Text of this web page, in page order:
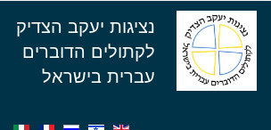
נציגות יעקב הצדיק
לקתולים הדוברים
עברית בישראל